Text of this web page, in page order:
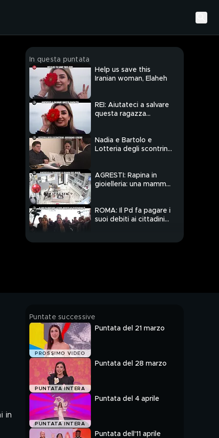
In questa puntata
Help us save this
Iranian woman, Elaheh
REI: Aiutateci a salvare
questa ragazza
Nadia e Bartolo e
Lotteria degli scontrini:
AGRESTI: Rapina in
gioielleria: una mamma
ROMA: Il Pd fa pagare i
suoi debiti ai cittadini?
gioielleria, una mamma
siccità: come
Ernesto e le vite
bruciate dal gioco
prova dei Mean
in
Puntate successive
PROSSIMO VIDEO
Puntata del 21 marzo
PUNTATA INTERA
Puntata del 28 marzo
PUNTATA INTERA
Puntata del 4 aprile
Puntata dell'11 aprile